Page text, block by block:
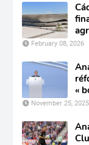
February 08, 2026
«
November 25, 2025